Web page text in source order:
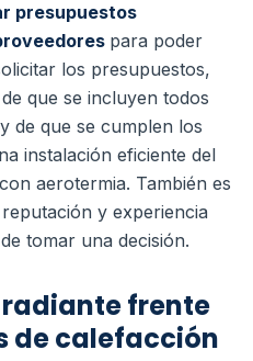
presupuestos
para poder
los presupuestos,
que se incluyen todos
de que se cumplen los
instalación eficiente del
aerotermia. También es
y experiencia
tomar una decisión.
radiante frente
de calefacción